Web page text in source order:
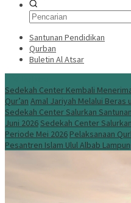
Santunan Pendidikan
Qurban
Buletin Al Atsar
Sedekah Center Kembali
Qur’an Amal Jariyah Melalui Beras
Sedekah Center Salurkan
Juni 2026Sedekah Center
Periode Mei 2026 Pelaksanaan
Pesantren Islam Ulul Albab